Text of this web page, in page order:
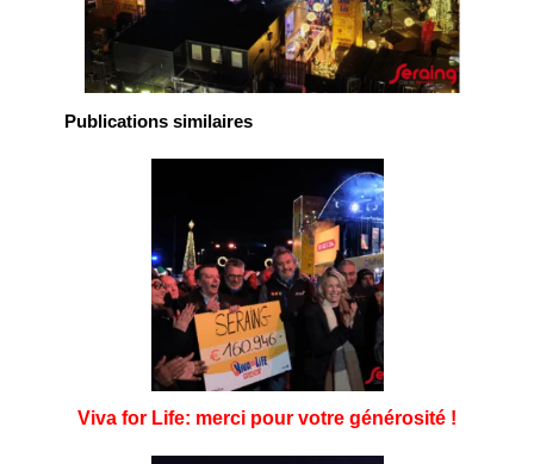
Publications similaires
Viva for Life: merci pour votre générosité !